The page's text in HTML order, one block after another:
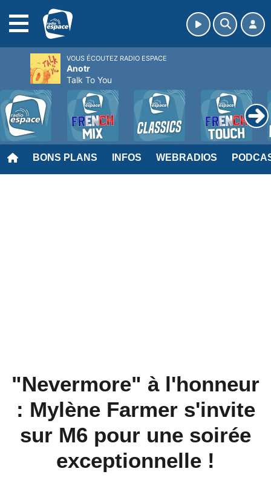
BONS PLANS INFOS WEBRADIOS
"Nevermore" à l'honneur
: Mylène Farmer s'invite
sur M6 pour une soirée
exceptionnelle !
VOUS ÉCOUTEZ RADIO ESPACE
Anotr
Talk To You